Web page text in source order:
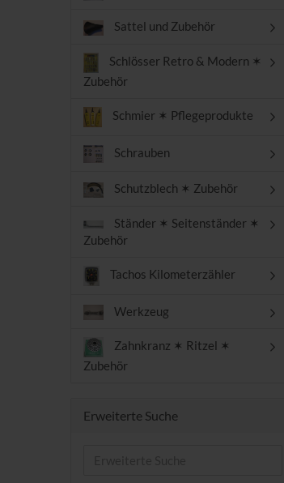
Sattel und Zubehör
Schlösser Retro & Modern ✶
Zubehör
Schmier ✶ Pflegeprodukte
Schrauben
Schutzblech ✶ Zubehör
Ständer ✶ Seitenständer ✶
Zubehör
Tachos Kilometerzähler
Werkzeug
Zahnkranz ✶ Ritzel ✶
Zubehör
Erweiterte Suche